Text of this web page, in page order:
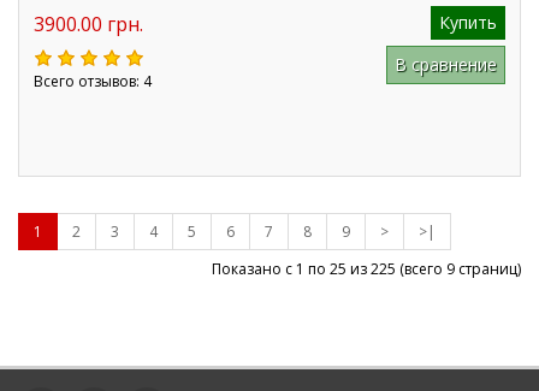
3900.00 грн.
Купить
Всего отзывов: 4
В сравнение
1 2 3 4 5 6 7 8 9 >
>|
Показано с 1 по 25 из225 (всего 9 страниц)